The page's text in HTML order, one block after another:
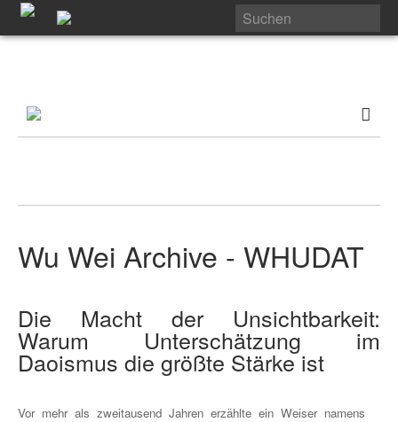
Wu Wei Archive - WHUDAT
Die Macht der Unsichtbarkeit:
Warum Unterschätzung im
Daoismus die größte Stärke ist
Vor mehr als zweitausend Jahren erzählte ein Weiser namens